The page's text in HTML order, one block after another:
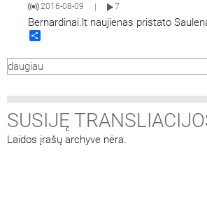
2016-08-09 7
Bernardinai.lt naujienas pristato
daugiau
SUSIJĘ
Laidos įrašų archyve nėra.